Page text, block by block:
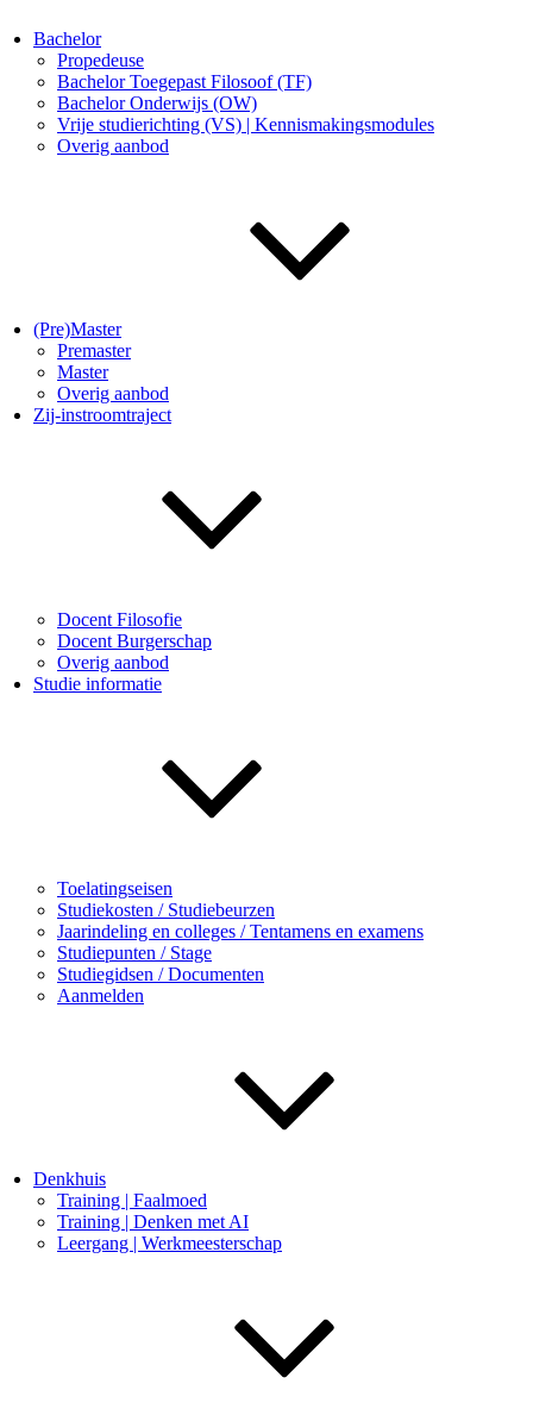
Bachelor
Propedeuse
Bachelor Toegepast Filosoof (TF)
Bachelor Onderwijs (OW)
Vrije studierichting (VS) | Kennismakingsmodules
Overig aanbod
(Pre)Master
Premaster
Master
Overig aanbod
Zij-instroomtraject
Docent Filosofie
Docent Burgerschap
Overig aanbod
Studie informatie
Toelatingseisen
Studiekosten / Studiebeurzen
Jaarindeling en colleges / Tentamens en examens
Studiepunten / Stage
Studiegidsen / Documenten
Aanmelden
Denkhuis
Training | Faalmoed
Training | Denken met AI
Leergang | Werkmeesterschap